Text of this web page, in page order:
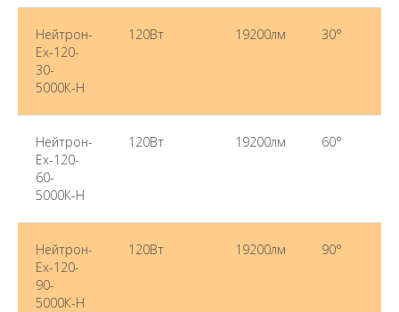
Нейтрон-
Ex-120-
30-
5000К-Н
120Вт 19200лм 30°
Нейтрон-
Ex-120-
60-
5000К-Н
120Вт 19200лм 60°
Нейтрон-
Ex-120-
90-
5000К-Н
120Вт 19200лм 90°